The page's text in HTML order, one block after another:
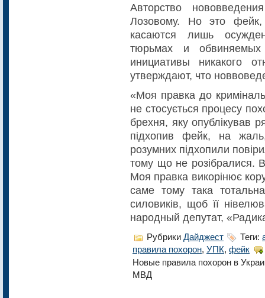
Авторство
Лозовому. Но это фейк,
касаются лишь
тюрьмах и
инициативы никакого
утверждают, что
«Моя правка до
не стосується процесу
брехня, яку опублікував
підхопив фейк, на
розумних підхопили
тому що не розібралися.
Моя правка викорінює
саме тому така
силовиків, щоб її
народный депутат,
Рубрики Дайджест Теги:
правила похорон, УПК, фейк
Новые правила похорон в
МВД